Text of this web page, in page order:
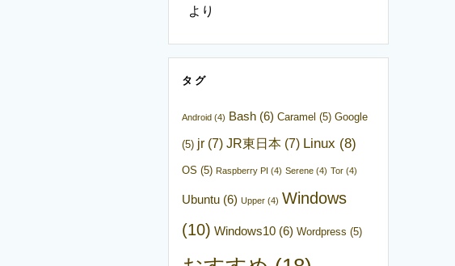
より
タグ
Android (4) Bash (6) Caramel (5) Google
(5) jr (7) JR東日本 (7) Linux (8)
OS (5) Raspberry PI (4) Serene (4) Tor (4)
Ubuntu (6) Upper (4) Windows
(10) Windows10 (6) Wordpress (5)